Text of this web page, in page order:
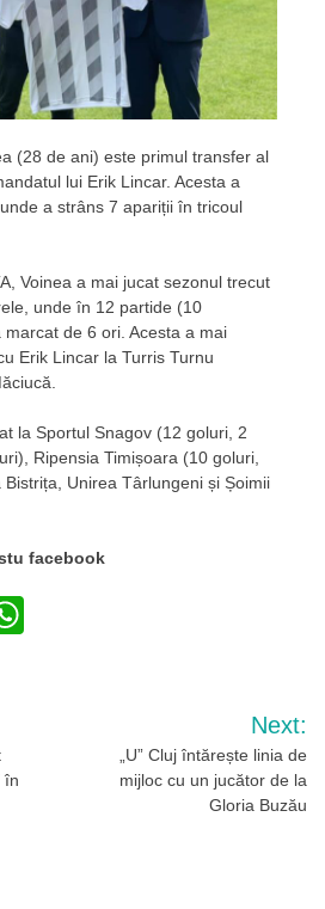
(28 de ani) este primul transfer al
lui Erik Lincar. Acesta a
a strâns 7 apariții în tricoul
Voinea a mai jucat sezonul trecut
unde în 12 partide (10
de 6 ori. Acesta a mai
Erik Lincar la Turris Turnu
la Sportul Snagov (12 goluri, 2
Ripensia Timișoara (10 goluri,
Unirea Târlungeni și Șoimii
facebook
în
Next:
„U” Cluj întărește linia de
mijloc cu un jucător de la
Gloria Buzău